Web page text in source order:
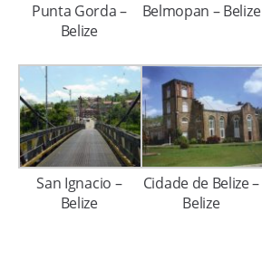
Punta Gorda –
Belize
Belmopan – Belize
San Ignacio –
Belize
Cidade de Belize –
Belize